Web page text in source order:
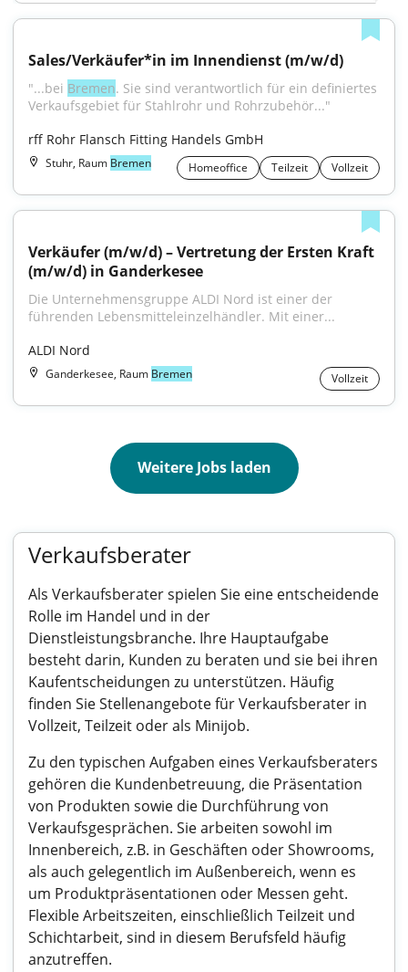
Sales/Verkäufer*in im Innendienst (m/w/d)
"...bei Bremen. Sie sind verantwortlich für ein definiertes
Verkaufsgebiet für Stahlrohr und Rohrzubehör..."
rff Rohr Flansch Fitting Handels GmbH
Stuhr, Raum Bremen Homeoffice Teilzeit Vollzeit
Verkäufer (m/w/d) – Vertretung der Ersten Kraft
(m/w/d) in Ganderkesee
Die Unternehmensgruppe ALDI Nord ist einer der
führenden Lebensmitteleinzelhändler. Mit einer...
ALDI Nord
Ganderkesee, Raum Bremen Vollzeit
Weitere Jobs laden
Verkaufsberater
Als Verkaufsberater spielen Sie eine entscheidende
Rolle im Handel und in der
Dienstleistungsbranche. Ihre Hauptaufgabe
besteht darin, Kunden zu beraten und sie bei ihren
Kaufentscheidungen zu unterstützen. Häufig
finden Sie Stellenangebote für Verkaufsberater in
Vollzeit, Teilzeit oder als Minijob.
Zu den typischen Aufgaben eines Verkaufsberaters
gehören die Kundenbetreuung, die Präsentation
von Produkten sowie die Durchführung von
Verkaufsgesprächen. Sie arbeiten sowohl im
Innenbereich, z.B. in Geschäften oder Showrooms,
als auch gelegentlich im Außenbereich, wenn es
um Produktpräsentationen oder Messen geht.
Flexible Arbeitszeiten, einschließlich Teilzeit und
Schichtarbeit, sind in diesem Berufsfeld häufig
anzutreffen.